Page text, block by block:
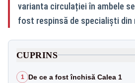
varianta circulației în ambele
fost respinsă de specialiști din
CUPRINS
1 De ce a fost închisă Calea 1